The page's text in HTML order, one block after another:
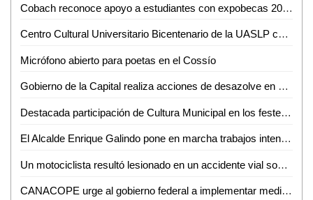
Cobach reconoce apoyo a estudiantes con expobecas 2024
Centro Cultural Universitario Bicentenario de la UASLP celebrará 14 aniversario con "Concierto 80’s sinfónico"
Micrófono abierto para poetas en el Cossío
Gobierno de la Capital realiza acciones de desazolve en el mercado La Merced
Destacada participación de Cultura Municipal en los festejos del 100 Aniversario del Ejido de Escalerillas
El Alcalde Enrique Galindo pone en marcha trabajos intensivos de bacheo en Villa de Pozos y supervisa avance Puente Los Borregos
Un motociclista resultó lesionado en un accidente vial sobre bulevar México-Laredo
CANACOPE urge al gobierno federal a implementar medidas de regulación de precios y apoyos al pequeño comercio